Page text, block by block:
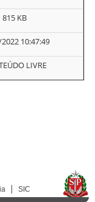
815 KB
10:47:49
LIVRE
SIC